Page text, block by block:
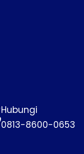
Hubungi
0813-8600-0653